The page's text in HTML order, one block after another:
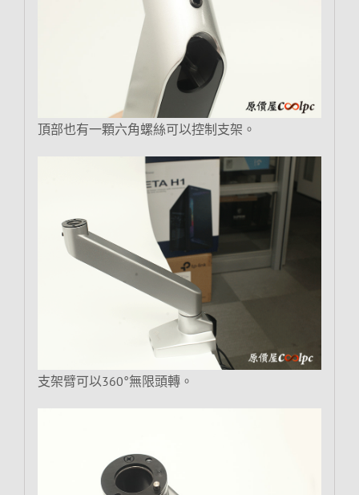
頂部也有一顆六角螺絲可以控制支架。
支架臂可以360°無限頭轉。